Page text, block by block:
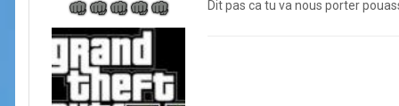
Dit pas ca tu va nous porter